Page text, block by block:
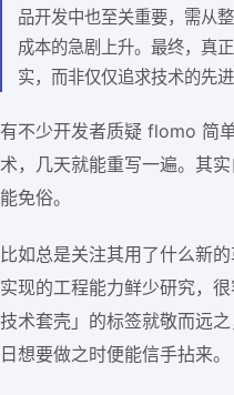
品开发中也至关重要，需从
成本的急剧上升。最终，真
实，而非仅仅追求技术的先进
有不少开发者质疑 flomo 简
术，几天就能重写一遍。其
能免俗。
比如总是关注其用了什么新
实现的工程能力鲜少研究，
技术套壳」的标签就敬而远
日想要做之时便能信手拈来。